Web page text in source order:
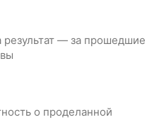
результат — за прошедшие
о проделанной